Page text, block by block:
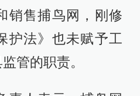
销售捕鸟网，刚修
护法》也未赋予工
管的职责。